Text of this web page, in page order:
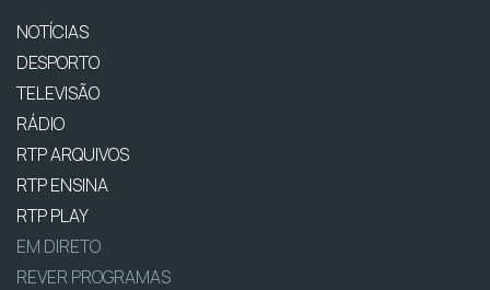
NOTÍCIAS
DESPORTO
TELEVISÃO
RÁDIO
RTP ARQUIVOS
RTP ENSINA
RTP PLAY
EM DIRETO
REVER PROGRAMAS